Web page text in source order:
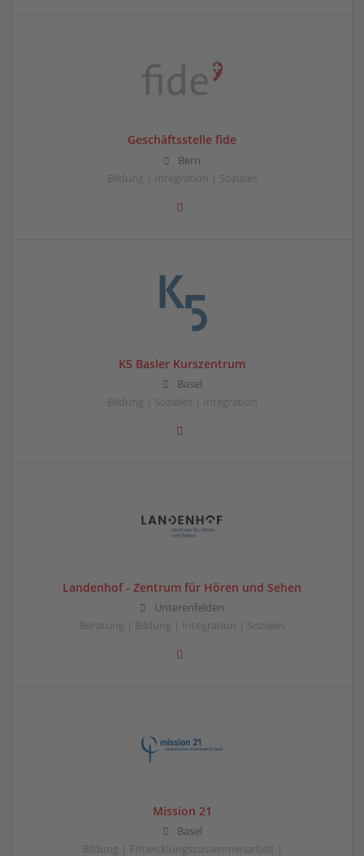
Geschäftsstelle fide
Bern
Bildung | Integration | Soziales
K5 Basler Kurszentrum
Basel
Bildung | Soziales | Integration
Landenhof - Zentrum für Hören und Sehen
Unterenfelden
Beratung | Bildung | Integration | Soziales
Mission 21
Basel
Bildung | Entwicklungszusammenarbeit |